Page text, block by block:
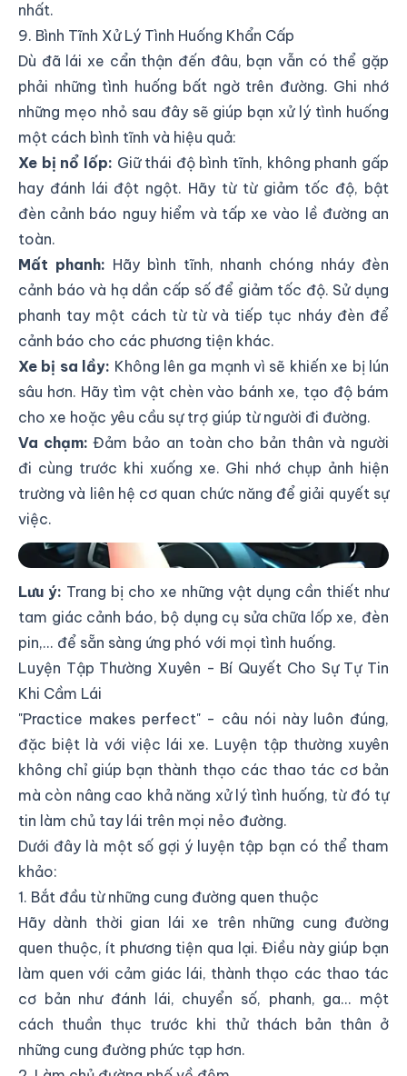
nhất.
9. Bình Tĩnh Xử Lý Tình Huống Khẩn Cấp
Dù đã lái xe cẩn thận đến đâu, bạn vẫn có thể gặp
phải những tình huống bất ngờ trên đường. Ghi nhớ
những mẹo nhỏ sau đây sẽ giúp bạn xử lý tình huống
một cách bình tĩnh và hiệu quả:
Xe bị nổ lốp: Giữ thái độ bình tĩnh, không phanh gấp
hay đánh lái đột ngột. Hãy từ từ giảm tốc độ, bật
đèn cảnh báo nguy hiểm và tấp xe vào lề đường an
toàn.
Mất phanh: Hãy bình tĩnh, nhanh chóng nháy đèn
cảnh báo và hạ dần cấp số để giảm tốc độ. Sử dụng
phanh tay một cách từ từ và tiếp tục nháy đèn để
cảnh báo cho các phương tiện khác.
Xe bị sa lầy: Không lên ga mạnh vì sẽ khiến xe bị lún
sâu hơn. Hãy tìm vật chèn vào bánh xe, tạo độ bám
cho xe hoặc yêu cầu sự trợ giúp từ người đi đường.
Va chạm: Đảm bảo an toàn cho bản thân và người
đi cùng trước khi xuống xe. Ghi nhớ chụp ảnh hiện
trường và liên hệ cơ quan chức năng để giải quyết sự
việc.
Bình Tĩnh Xử Lý Tình Huống Khẩn Cấp
Lưu ý: Trang bị cho xe những vật dụng cần thiết như
tam giác cảnh báo, bộ dụng cụ sửa chữa lốp xe, đèn
pin,... để sẵn sàng ứng phó với mọi tình huống.
Luyện Tập Thường Xuyên - Bí Quyết Cho Sự Tự Tin
Khi Cầm Lái
"Practice makes perfect" - câu nói này luôn đúng,
đặc biệt là với việc lái xe. Luyện tập thường xuyên
không chỉ giúp bạn thành thạo các thao tác cơ bản
mà còn nâng cao khả năng xử lý tình huống, từ đó tự
tin làm chủ tay lái trên mọi nẻo đường.
Dưới đây là một số gợi ý luyện tập bạn có thể tham
khảo:
1. Bắt đầu từ những cung đường quen thuộc
Hãy dành thời gian lái xe trên những cung đường
quen thuộc, ít phương tiện qua lại. Điều này giúp bạn
làm quen với cảm giác lái, thành thạo các thao tác
cơ bản như đánh lái, chuyển số, phanh, ga... một
cách thuần thục trước khi thử thách bản thân ở
những cung đường phức tạp hơn.